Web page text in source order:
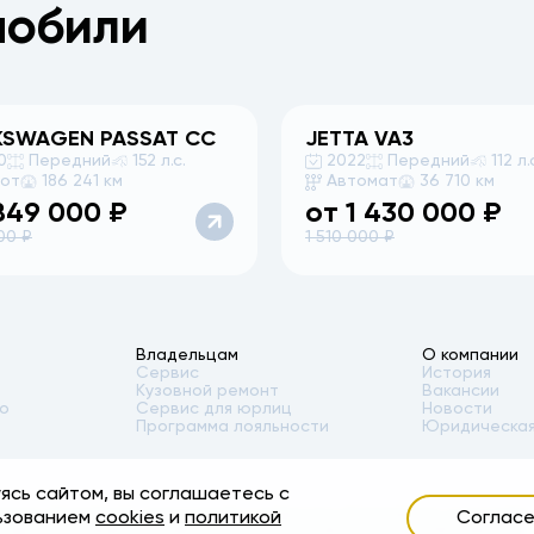
PASSAT CC
Передний
152 л.с.
186 241 км
000 ₽
₽
JETTA VA3
2022 Передний
112
Автомат
36 710 км
от 1 430 000 ₽
1 510 000₽
сайтом, вы соглашаетесь с
cookies и политикой
Владельцам
Сервис
Кузовной ремонт
Сервис для юрлиц
Программа лояльности
О компании
История
Вакансии
Новости
автомобилей, аксессуаров* и сервисного обслуживания, носит
информации обращайтесь в наши автосалоны. Опубликованная